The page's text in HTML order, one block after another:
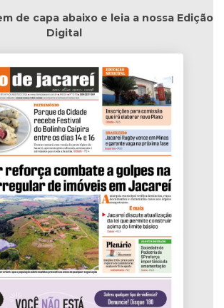
de capa abaixo e leia a nossa Edição
Digital